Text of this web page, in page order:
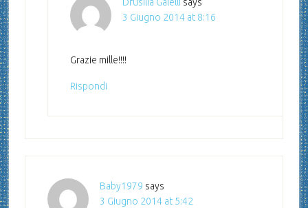
3 Giugno 2014 at 8:16
Grazie mille!!!!
Rispondi
Baby1979 says
3 Giugno 2014 at 5:42